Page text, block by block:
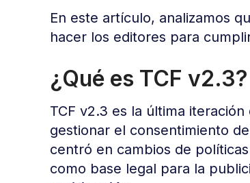
En este artículo, analizamos
hacer los editores para
¿Qué es TCF v2.3?
TCF v2.3 es la última
gestionar el consentimiento
centró en cambios de
como base legal para la